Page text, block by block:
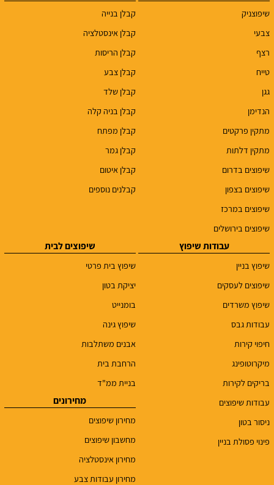
שיפוצניק
צבעי
רצף
טייח
גגן
הנדימן
מתקין פרקטים
מתקין דלתות
שיפוצים בדרום
שיפוצים בצפון
שיפוצים במרכז
שיפוצים בירושלים
קבלן בנייה
קבלן אינסטלציה
קבלן הריסות
קבלן צבע
קבלן שלד
קבלן בניה קלה
קבלן מפתח
קבלן גמר
קבלן איטום
קבלנים נוספים
עבודות שיפוץ
שיפוץ בניין
שיפוצים לעסקים
שיפוץ משרדים
עבודות גבס
חיפוי קירות
מיקרוטופינג
בריקים לקירות
עבודות שיפוצים
ניסור בטון
פינוי פסולת בניין
שיפוצים לבית
שיפוץ בית פרטי
יציקת בטון
בומנייט
שיפוץ גינה
אבנים משתלבות
הרחבת בית
בניית ממ"ד
מחירונים
מחירון שיפוצים
מחשבון שיפוצים
מחירון אינסטלציה
מחירון עבודות צבע